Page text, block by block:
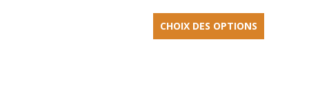
CHOIX DES OPTIONS